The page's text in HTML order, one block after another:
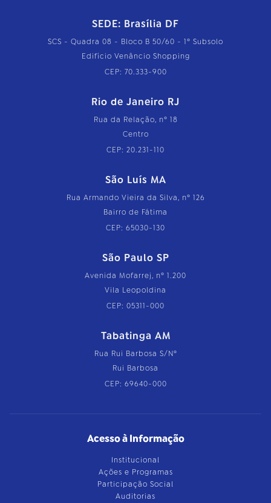
SEDE: Brasília DF
SCS - Quadra 08 - Bloco B 50/60 - 1º Subsolo
Edifício Venâncio Shopping
CEP: 70.333-900
Rio de Janeiro RJ
Rua da Relação, nº 18
Centro
CEP: 20.231-110
São Luís MA
Rua Armando Vieira da Silva, nº 126
Bairro de Fátima
CEP: 65030-130
São Paulo SP
Avenida Mofarrej, nº 1.200
Vila Leopoldina
CEP: 05311-000
Tabatinga AM
Rua Rui Barbosa S/Nº
Rui Barbosa
CEP: 69640-000
Acesso à Informação
Institucional
Ações e Programas
Participação Social
Auditorias